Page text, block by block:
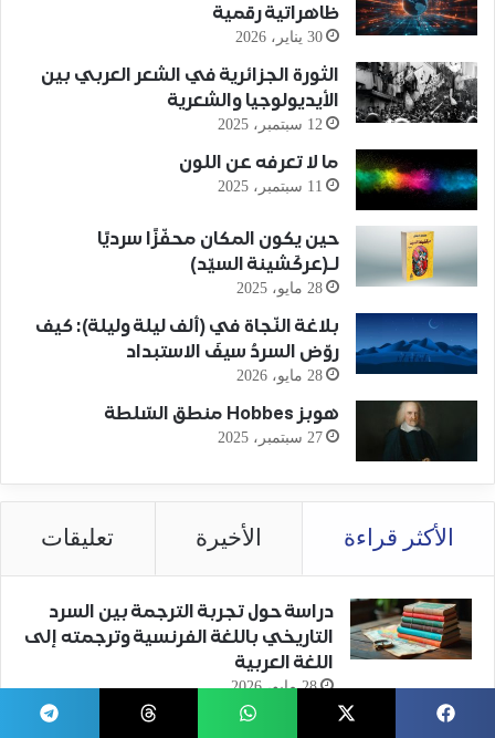
ظاهراتية رقمية
30 يناير، 2026
الثورة الجزائرية في الشعر العربي بين
الأيديولوجيا والشعرية
12 سبتمبر، 2025
ما لا تعرفه عن اللون
11 سبتمبر، 2025
حين يكون المكان محفّزًا سرديًا
لـ(عركَشينة السيّد)
28 مايو، 2025
بلاغة النّجاة في (ألف ليلة وليلة): كيف
روّض السردُ سيفَ الاستبداد
28 مايو، 2026
هوبز Hobbes منطق السّلطة
27 سبتمبر، 2025
الأكثر قراءة الأخيرة تعليقات
دراسة حول تجربة الترجمة بين السرد
التاريخي باللغة الفرنسية وترجمته إلى
اللغة العربية
28 مايو، 2026
الشعر.. من الإلهام إلى التقنية